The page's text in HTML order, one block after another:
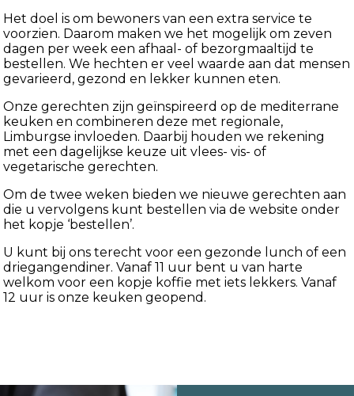
Het doel is om bewoners van een extra service te
voorzien. Daarom maken we het mogelijk om zeven
dagen per week een afhaal- of bezorgmaaltijd te
bestellen. We hechten er veel waarde aan dat mensen
gevarieerd, gezond en lekker kunnen eten.
Onze gerechten zijn geïnspireerd op de mediterrane
keuken en combineren deze met regionale,
Limburgse invloeden. Daarbij houden we rekening
met een dagelijkse keuze uit vlees- vis- of
vegetarische gerechten.
Om de twee weken bieden we nieuwe gerechten aan
die u vervolgens kunt bestellen via de website onder
het kopje ‘bestellen’.
U kunt bij ons terecht voor een gezonde lunch of een
driegangendiner. Vanaf 11 uur bent u van harte
welkom voor een kopje koffie met iets lekkers. Vanaf
12 uur is onze keuken geopend.